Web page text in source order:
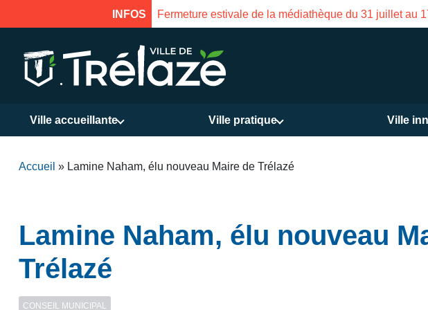
INFOS Fermeture estivale de la Maison des Services publics
Ville accueillante Ville pratique Ville
Accueil » Lamine Naham, élu nouveau Maire de Trélazé
Lamine Naham, élu nouveau
Trélazé
CONSEIL MUNICIPAL